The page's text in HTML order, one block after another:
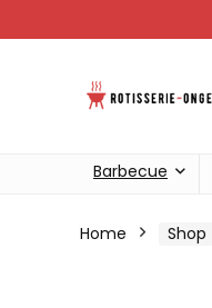
Barbecue
Home Shop